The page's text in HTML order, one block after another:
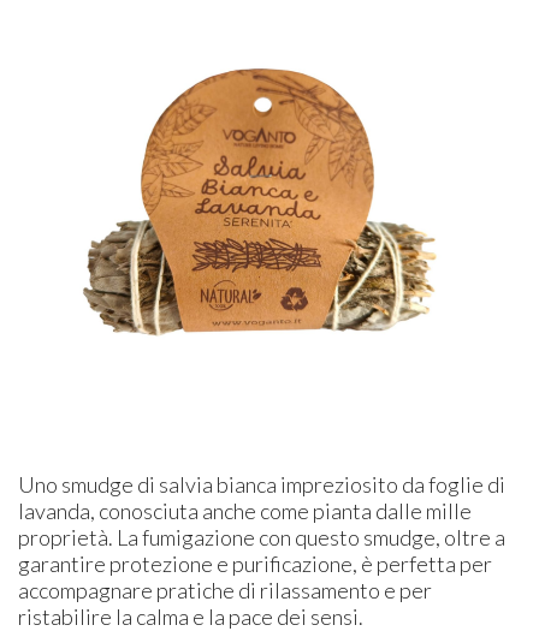
Uno smudge di salvia bianca impreziosito da foglie di
lavanda, conosciuta anche come pianta dalle mille
proprietà. La fumigazione con questo smudge, oltre a
garantire protezione e purificazione, è perfetta per
accompagnare pratiche di rilassamento e per
ristabilire la calma e la pace dei sensi.